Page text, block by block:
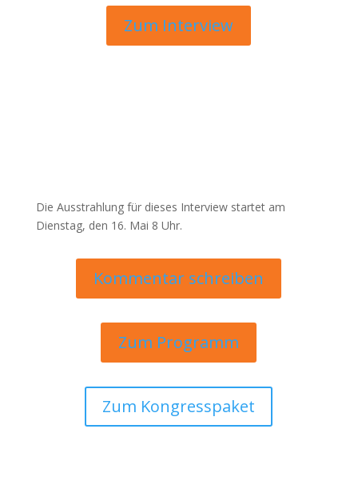
Zum Interview
Die Ausstrahlung für dieses Interview startet am
Dienstag, den 16. Mai 8 Uhr.
Kommentar schreiben
Zum Programm
Zum Kongresspaket